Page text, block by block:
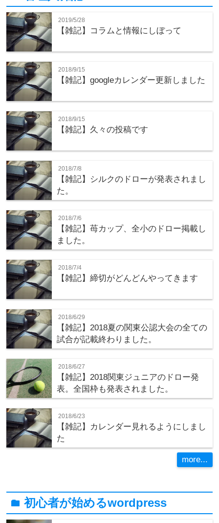
2019/5/28
【雑記】コラムと情報にしぼって
2018/9/15
【雑記】googleカレンダー更新しました
2018/9/15
【雑記】久々の投稿です
2018/7/8
【雑記】シルクのドローが発表されまし
た。
2018/7/6
【雑記】苺カップ、全小のドロー掲載し
ました。
2018/7/4
【雑記】締切がどんどんやってきます
2018/6/29
【雑記】2018夏の関東公認大会の全ての
試合が記載終わりました。
2018/6/27
【雑記】2018関東ジュニアのドロー発
表。全国枠も発表されました。
2018/6/23
【雑記】カレンダー見れるようにしまし
た
more...
folder初心者が始めるwordpress